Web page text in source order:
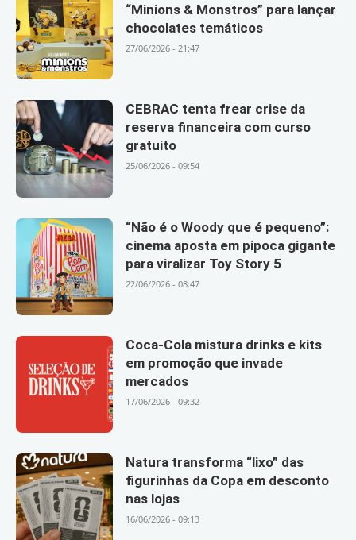
“Minions & Monstros” para lançar
chocolates temáticos
27/06/2026 - 21:47
CEBRAC tenta frear crise da
reserva financeira com curso
gratuito
25/06/2026 - 09:54
“Não é o Woody que é pequeno”:
cinema aposta em pipoca gigante
para viralizar Toy Story 5
22/06/2026 - 08:47
Coca-Cola mistura drinks e kits
em promoção que invade
mercados
17/06/2026 - 09:32
Natura transforma “lixo” das
figurinhas da Copa em desconto
nas lojas
16/06/2026 - 09:13